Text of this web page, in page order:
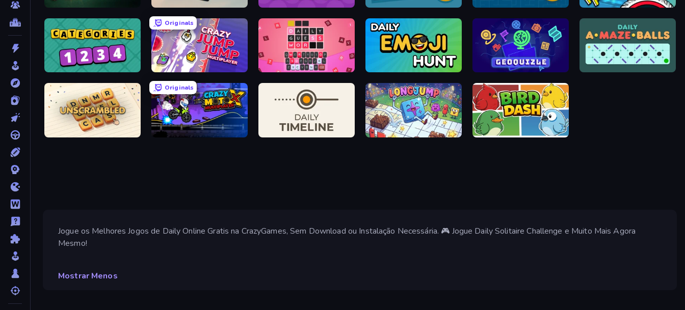
Daily Room Escape Crazy Dummy Swing Multiplayer
Categories
Originals
Crazy Jump Jump Multiplayer Wordling Daily Emoji Hunt GeoQuizle
Unscrambled
Originals
Crazy MotoX Multiplayer Long Jump - A Word Game Bird Dash
Jogue os Melhores Jogos de Daily Online Gratis na CrazyGames, Sem Download ou Instalação Necessária. 🎮 Jogue Daily Solitaire Challenge e Muito Mais Agora
Mesmo!
Mostrar Menos